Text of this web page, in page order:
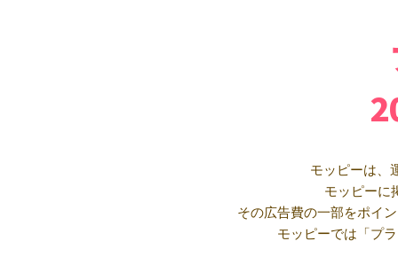
モッピーは、
モッピーに
その広告費の一部をポイ
モッピーでは「プ